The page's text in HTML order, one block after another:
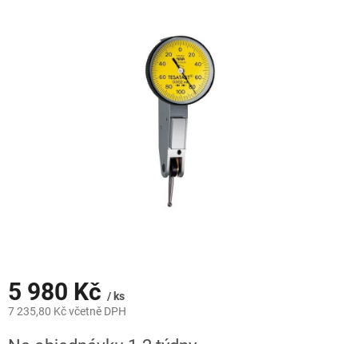
5 980 Kč / ks
7 235,80 Kč včetně DPH